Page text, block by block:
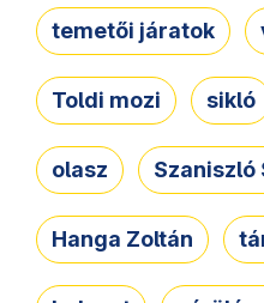
temetői járatok
Toldi mozi sikló
olasz Szaniszló
Hanga Zoltán